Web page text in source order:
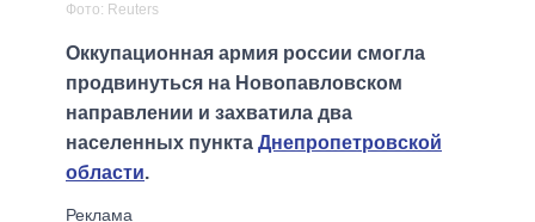
Фото: Reuters
Оккупационная армия россии смогла
продвинуться на Новопавловском
направлении и захватила два
населенных пункта Днепропетровской
области.